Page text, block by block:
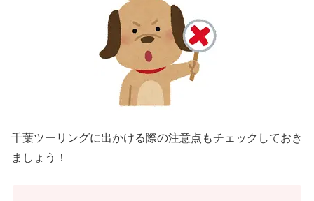
千葉ツーリングに出かける際の注意点もチェックしておき
ましょう！